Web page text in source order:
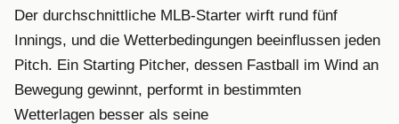
Der durchschnittliche MLB-Starter wirft rund fünf
Innings, und die Wetterbedingungen beeinflussen jeden
Pitch. Ein Starting Pitcher, dessen Fastball im Wind an
Bewegung gewinnt, performt in bestimmten
Wetterlagen besser als seine